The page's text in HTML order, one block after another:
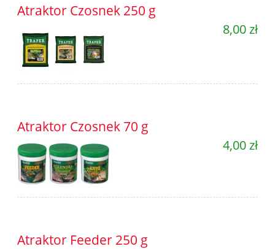
Atraktor Czosnek 250 g
8,00 zł
Atraktor Czosnek 70 g
4,00 zł
Atraktor Feeder 250 g